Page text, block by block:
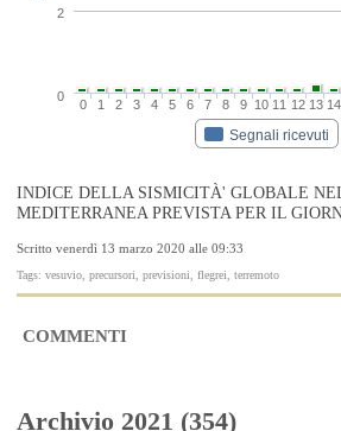
Segnali ricevuti
0 1 2 3 4 5 6 7 8 9 10 11 12 13 14
0
2
INDICE DELLA SISMICITÀ' GLOBALE
MEDITERRANEA PREVISTA PER IL
Scritto venerdì 13 marzo 2020 alle 09:33
Tags: vesuvio, precursori, previsioni, flegrei, terremoto
COMMENTI
Archivio 2021 (354)